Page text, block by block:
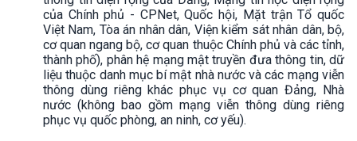
của Chính phủ - CPNet, Quốc hội, Mặt trận Tổ quốc
Việt Nam, Tòa án nhân dân, Viện kiểm sát nhân dân, bộ,
cơ quan ngang bộ, cơ quan thuộc Chính phủ và các tỉnh,
thành phố), phân hệ mạng mật truyền đưa thông tin, dữ
liệu thuộc danh mục bí mật nhà nước và các mạng viễn
thông dùng riêng khác phục vụ cơ quan Đảng, Nhà
nước (không bao gồm mạng viễn thông dùng riêng
phục vụ quốc phòng, an ninh, cơ yếu).